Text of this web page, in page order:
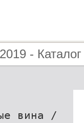
- Каталог
вина /